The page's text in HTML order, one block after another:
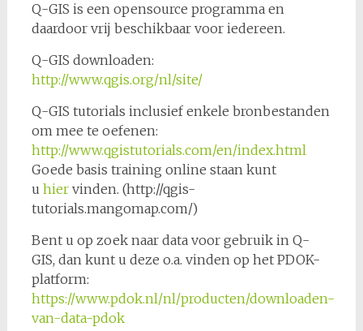
Q-GIS is een opensource programma en
daardoor vrij beschikbaar voor iedereen.
Q-GIS downloaden:
http://www.qgis.org/nl/site/
Q-GIS tutorials inclusief enkele bronbestanden
om mee te oefenen:
http://www.qgistutorials.com/en/index.html
Goede basis training online staan kunt
u hiervinden. (http://qgis-
tutorials.mangomap.com/)
Bent u op zoek naar data voor gebruik in Q-
GIS, dan kunt u deze o.a. vinden op het PDOK-
platform:
https://www.pdok.nl/nl/producten/downloaden-
van-data-pdok